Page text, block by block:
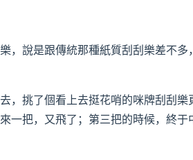
，說是跟傳統那種紙質刮刮樂差不多，
，挑了個看上去挺花哨的咪牌刮刮樂
一把，又飛了；第三把的時候，終于